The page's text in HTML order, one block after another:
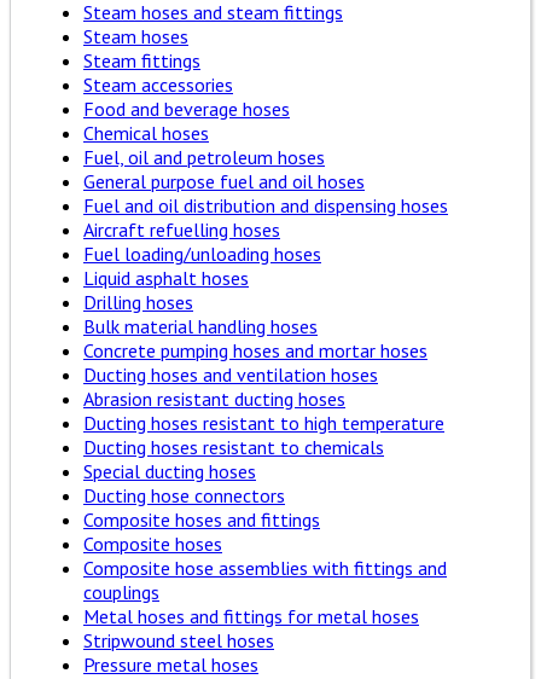
Steam hoses and steam fittings
Steam hoses
Steam fittings
Steam accessories
Food and beverage hoses
Chemical hoses
Fuel, oil and petroleum hoses
General purpose fuel and oil hoses
Fuel and oil distribution and dispensing hoses
Aircraft refuelling hoses
Fuel loading/unloading hoses
Liquid asphalt hoses
Drilling hoses
Bulk material handling hoses
Concrete pumping hoses and mortar hoses
Ducting hoses and ventilation hoses
Abrasion resistant ducting hoses
Ducting hoses resistant to high temperature
Ducting hoses resistant to chemicals
Special ducting hoses
Ducting hose connectors
Composite hoses and fittings
Composite hoses
Composite hose assemblies with fittings and
couplings
Metal hoses and fittings for metal hoses
Stripwound steel hoses
Pressure metal hoses